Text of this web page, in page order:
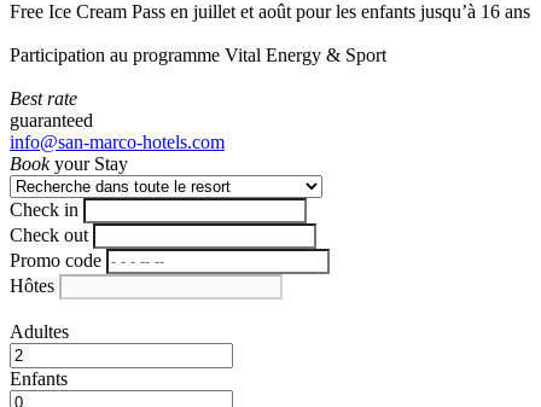
Free Ice Cream Pass en juillet et août pour les enfants jusqu’à 16 ans
Participation au programme Vital Energy & Sport
Best rate
guaranteed
info@san-marco-hotels.com
Bookyour Stay
Check in
Check out
Promo code
Hôtes
Adultes
Enfants